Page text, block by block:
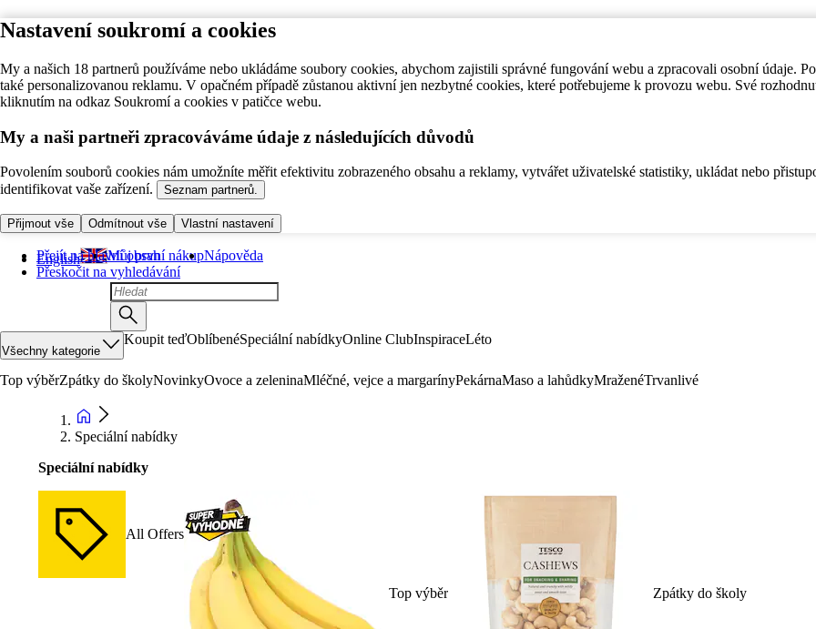
Nastavení soukromí a cookies
My a našich 18 partnerů používáme nebo ukládáme soubory cookies, abychom zajistili správné fungování webu a zpracovali osobní údaje.
také personalizovanou reklamu. V opačném případě zůstanou aktivní jen nezbytné cookies, které potřebujeme k provozu webu. Své
kliknutím na odkaz Soukromí a cookies v patičce webu.
My a naši partneři zpracováváme údaje z následujících důvodů
Povolením souborů cookies nám umožníte měřit efektivitu zobrazeného obsahu a reklamy, vytvářet uživatelské statistiky, ukládat nebo
identifikovat vaše zařízení.
Seznam partnerů.
Přijmout vše Odmítnout vše Vlastní nastavení
Přejít na hlavní obsah
Přeskočit na vyhledávání
English Můj první nákupNápověda
Všechny kategorie
Koupit teďOblíbenéSpeciální nabídkyOnline ClubInspiraceLéto
Top výběrZpátky do školyNovinkyOvoce a zeleninaMléčné, vejce a margarínyPekárnaMaso a lahůdkyMraženéTrvanlivé
Speciální nabídky
Speciální nabídky
All Offers
Top výběr Zpátky do školy